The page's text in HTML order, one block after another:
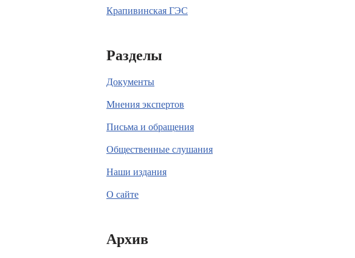
Крапивинская ГЭС
Разделы
Документы
Мнения экспертов
Письма и обращения
Общественные слушания
Наши издания
О сайте
Архив